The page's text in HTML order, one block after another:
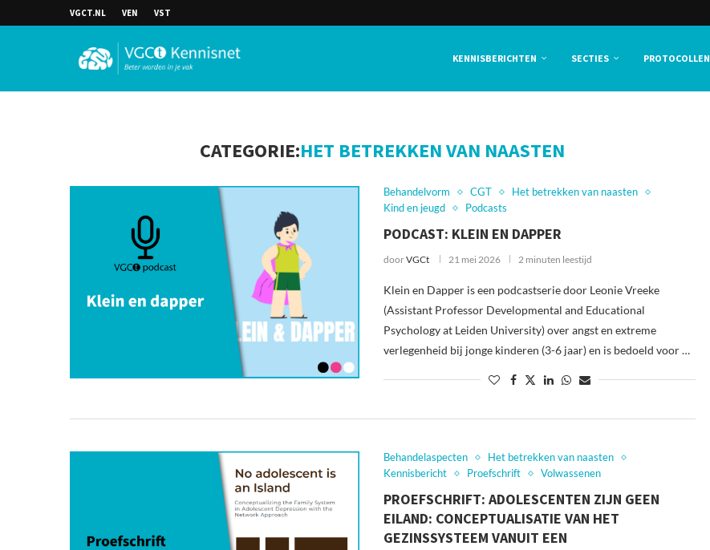
VGCT.NL VEN VST
KENNISBERICHTEN SECTIES PROTOCOLLEN
CATEGORIE:HET BETREKKEN VAN NAASTEN
Behandelvorm CGT
Het betrekken van naasten
Kind en jeugd
Podcasts
PODCAST: KLEIN EN DAPPER
doorVGCt 21 mei 2026 2 minuten leestijd
Klein en Dapper is een podcastserie door Leonie Vreeke
(Assistant Professor Developmental and Educational
Psychology at Leiden University) over angst en extreme
verlegenheid bij jonge kinderen (3-6 jaar) en is bedoeld voor …
Behandelaspecten
Het betrekken van naasten
Kennisbericht
Proefschrift Volwassenen
PROEFSCHRIFT: ADOLESCENTEN ZIJN GEEN
EILAND: CONCEPTUALISATIE VAN HET
GEZINSSYSTEEM VANUIT EEN